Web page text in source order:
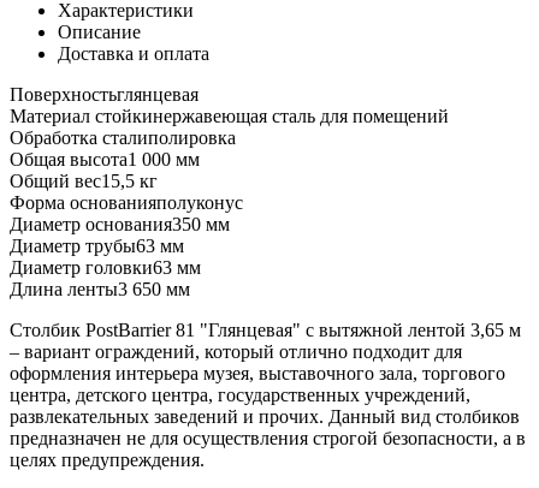
Характеристики
Описание
Доставка и оплата
Поверхностьглянцевая
Материал стойкинержавеющая сталь для помещений
Обработка сталиполировка
Общая высота1 000 мм
Общий вес15,5 кг
Форма основанияполуконус
Диаметр основания350 мм
Диаметр трубы63 мм
Диаметр головки63 мм
Длина ленты3 650 мм
Столбик PostBarrier 81 "Глянцевая" с вытяжной лентой 3,65 м
– вариант ограждений, который отлично подходит для
оформления интерьера музея, выставочного зала, торгового
центра, детского центра, государственных учреждений,
развлекательных заведений и прочих. Данный вид столбиков
предназначен не для осуществления строгой безопасности, а в
целях предупреждения.